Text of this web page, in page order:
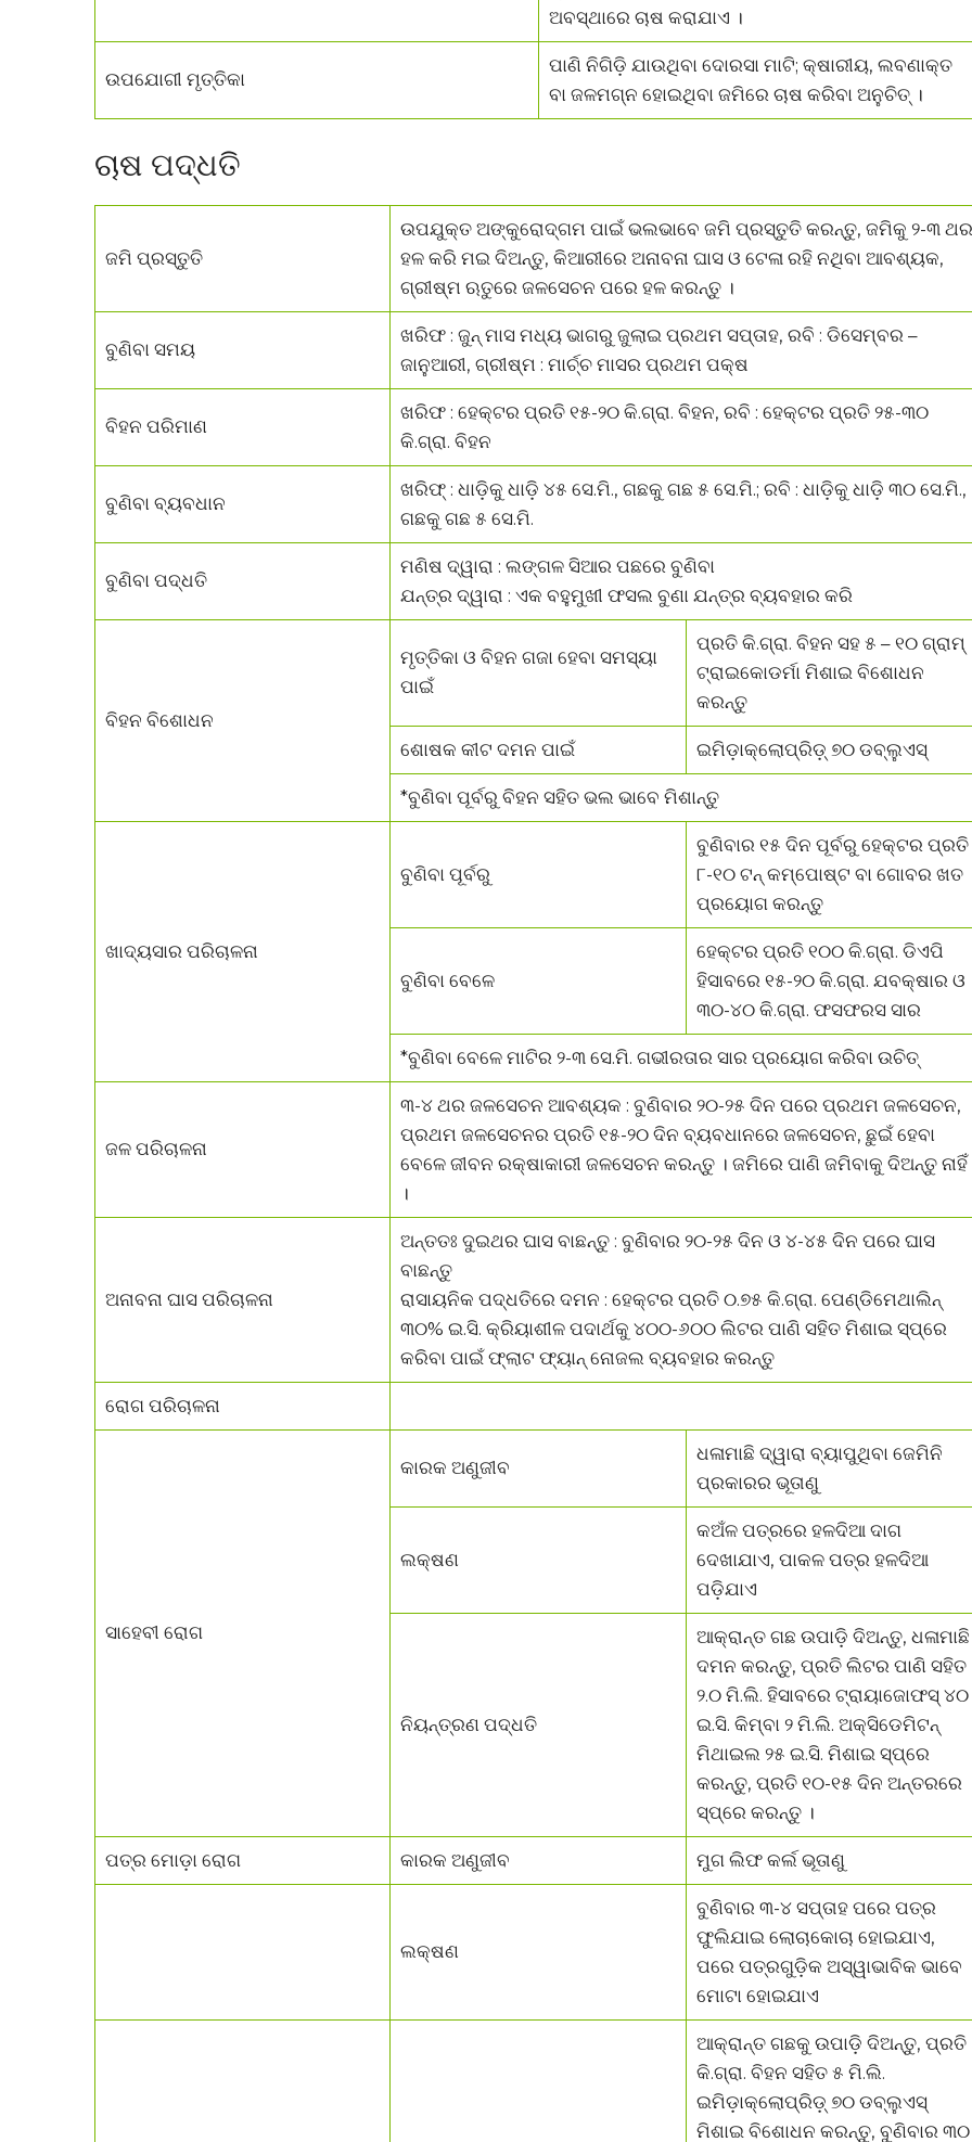
ଅବସ୍ଥାରେ ଚାଷ କରାଯାଏ ।
ଉପଯୋଗୀ ମୃତ୍ତିକା
ପାଣି ନିଗିଡ଼ି ଯାଉଥିବା ଦୋରସା ମାଟି; କ୍ଷାରୀୟ, ଲବଣାକ୍ତ
ବା ଜଳମଗ୍ନ ହୋଇଥିବା ଜମିରେ ଚାଷ କରିବା ଅନୁଚିତ୍ ।
ଚାଷ ପଦ୍ଧତି
ଜମି ପ୍ରସ୍ତୁତି
ଉପଯୁକ୍ତ ଅଙ୍କୁରୋଦ୍ଗମ ପାଇଁ ଭଲଭାବେ ଜମି ପ୍ରସ୍ତୁତି କରନ୍ତୁ, ଜମିକୁ ୨-୩ ଥର
ହଳ କରି ମଇ ଦିଅନ୍ତୁ, କିଆରୀରେ ଅନାବନା ଘାସ ଓ ଟେଳା ରହି ନଥିବା ଆବଶ୍ୟକ,
ଗ୍ରୀଷ୍ମ ଋତୁରେ ଜଳସେଚନ ପରେ ହଳ କରନ୍ତୁ ।
ବୁଣିବା ସମୟ
ଖରିଫ : ଜୁନ୍ ମାସ ମଧ୍ୟ ଭାଗରୁ ଜୁଲାଇ ପ୍ରଥମ ସପ୍ତାହ, ରବି : ଡିସେମ୍ବର –
ଜାନୁଆରୀ, ଗ୍ରୀଷ୍ମ : ମାର୍ଚ୍ଚ ମାସର ପ୍ରଥମ ପକ୍ଷ
ବିହନ ପରିମାଣ
ଖରିଫ : ହେକ୍ଟର ପ୍ରତି ୧୫-୨୦ କି.ଗ୍ରା. ବିହନ, ରବି : ହେକ୍ଟର ପ୍ରତି ୨୫-୩୦
କି.ଗ୍ରା. ବିହନ
ବୁଣିବା ବ୍ୟବଧାନ
ଖରିଫ୍ : ଧାଡ଼ିକୁ ଧାଡ଼ି ୪୫ ସେ.ମି., ଗଛକୁ ଗଛ ୫ ସେ.ମି.; ରବି : ଧାଡ଼ିକୁ ଧାଡ଼ି ୩୦ ସେ.ମି.,
ଗଛକୁ ଗଛ ୫ ସେ.ମି.
ବୁଣିବା ପଦ୍ଧତି
ମଣିଷ ଦ୍ୱାରା : ଲଙ୍ଗଳ ସିଆର ପଛରେ ବୁଣିବା
ଯନ୍ତ୍ର ଦ୍ୱାରା : ଏକ ବହୁମୁଖୀ ଫସଲ ବୁଣା ଯନ୍ତ୍ର ବ୍ୟବହାର କରି
ବିହନ ବିଶୋଧନ
ମୃତ୍ତିକା ଓ ବିହନ ଗଜା ହେବା ସମସ୍ୟା
ପାଇଁ
ପ୍ରତି କି.ଗ୍ରା. ବିହନ ସହ ୫ – ୧୦ ଗ୍ରାମ୍
ଟ୍ରାଇକୋଡର୍ମା ମିଶାଇ ବିଶୋଧନ
କରନ୍ତୁ
ଶୋଷକ କୀଟ ଦମନ ପାଇଁ ଇମିଡ଼ାକ୍ଲୋପ୍ରିଡ଼୍ ୭୦ ଡବ୍ଲୁଏସ୍
*ବୁଣିବା ପୂର୍ବରୁ ବିହନ ସହିତ ଭଲ ଭାବେ ମିଶାନ୍ତୁ
ଖାଦ୍ୟସାର ପରିଚାଳନା
ବୁଣିବା ପୂର୍ବରୁ
ବୁଣିବାର ୧୫ ଦିନ ପୂର୍ବରୁ ହେକ୍ଟର ପ୍ରତି
୮-୧୦ ଟନ୍ କମ୍ପୋଷ୍ଟ ବା ଗୋବର ଖତ
ପ୍ରୟୋଗ କରନ୍ତୁ
ବୁଣିବା ବେଳେ
ହେକ୍ଟର ପ୍ରତି ୧୦୦ କି.ଗ୍ରା. ଡିଏପି
ହିସାବରେ ୧୫-୨୦ କି.ଗ୍ରା. ଯବକ୍ଷାର ଓ
୩୦-୪୦ କି.ଗ୍ରା. ଫସଫରସ ସାର
*ବୁଣିବା ବେଳେ ମାଟିର ୨-୩ ସେ.ମି. ଗଭୀରତାର ସାର ପ୍ରୟୋଗ କରିବା ଉଚିତ୍
ଜଳ ପରିଚାଳନା
୩-୪ ଥର ଜଳସେଚନ ଆବଶ୍ୟକ : ବୁଣିବାର ୨୦-୨୫ ଦିନ ପରେ ପ୍ରଥମ ଜଳସେଚନ,
ପ୍ରଥମ ଜଳସେଚନର ପ୍ରତି ୧୫-୨୦ ଦିନ ବ୍ୟବଧାନରେ ଜଳସେଚନ, ଛୁଇଁ ହେବା
ବେଳେ ଜୀବନ ରକ୍ଷାକାରୀ ଜଳସେଚନ କରନ୍ତୁ । ଜମିରେ ପାଣି ଜମିବାକୁ ଦିଅନ୍ତୁ ନାହିଁ
।
ଅନାବନା ଘାସ ପରିଚାଳନା
ଅନ୍ତତଃ ଦୁଇଥର ଘାସ ବାଛନ୍ତୁ : ବୁଣିବାର ୨୦-୨୫ ଦିନ ଓ ୪-୪୫ ଦିନ ପରେ ଘାସ
ବାଛନ୍ତୁ
ରାସାୟନିକ ପଦ୍ଧତିରେ ଦମନ : ହେକ୍ଟର ପ୍ରତି ୦.୭୫ କି.ଗ୍ରା. ପେଣ୍ଡିମେଥାଲିନ୍
୩୦% ଇ.ସି. କ୍ରିୟାଶୀଳ ପଦାର୍ଥକୁ ୪୦୦-୬୦୦ ଲିଟର ପାଣି ସହିତ ମିଶାଇ ସ୍ପ୍ରେ
କରିବା ପାଇଁ ଫ୍ଲାଟ ଫ୍ୟାନ୍ ନୋଜଲ ବ୍ୟବହାର କରନ୍ତୁ
ରୋଗ ପରିଚାଳନା
ସାହେବୀ ରୋଗ
କାରକ ଅଣୁଜୀବ
ଧଳାମାଛି ଦ୍ୱାରା ବ୍ୟାପୁଥିବା ଜେମିନି
ପ୍ରକାରର ଭୂତାଣୁ
ଲକ୍ଷଣ
କଅଁଳ ପତ୍ରରେ ହଳଦିଆ ଦାଗ
ଦେଖାଯାଏ, ପାକଳ ପତ୍ର ହଳଦିଆ
ପଡ଼ିଯାଏ
ନିୟନ୍ତ୍ରଣ ପଦ୍ଧତି
ଆକ୍ରାନ୍ତ ଗଛ ଉପାଡ଼ି ଦିଅନ୍ତୁ, ଧଳାମାଛି
ଦମନ କରନ୍ତୁ, ପ୍ରତି ଲିଟର ପାଣି ସହିତ
୨.୦ ମି.ଲି. ହିସାବରେ ଟ୍ରାୟାଜୋଫସ୍ ୪୦
ଇ.ସି. କିମ୍ବା ୨ ମି.ଲି. ଅକ୍ସିଡେମିଟନ୍
ମିଥାଇଲ ୨୫ ଇ.ସି. ମିଶାଇ ସ୍ପ୍ରେ
କରନ୍ତୁ, ପ୍ରତି ୧୦-୧୫ ଦିନ ଅନ୍ତରରେ
ସ୍ପ୍ରେ କରନ୍ତୁ ।
ପତ୍ର ମୋଡ଼ା ରୋଗ କାରକ ଅଣୁଜୀବ ମୁଗ ଲିଫ କର୍ଲ ଭୂତାଣୁ
ଲକ୍ଷଣ
ବୁଣିବାର ୩-୪ ସପ୍ତାହ ପରେ ପତ୍ର
ଫୁଲିଯାଇ ଲୋଚାକୋଚା ହୋଇଯାଏ,
ପରେ ପତ୍ରଗୁଡ଼ିକ ଅସ୍ୱାଭାବିକ ଭାବେ
ମୋଟା ହୋଇଯାଏ
ଆକ୍ରାନ୍ତ ଗଛକୁ ଉପାଡ଼ି ଦିଅନ୍ତୁ, ପ୍ରତି
କି.ଗ୍ରା. ବିହନ ସହିତ ୫ ମି.ଲି.
ଇମିଡ଼ାକ୍ଲୋପ୍ରିଡ଼୍ ୭୦ ଡବ୍ଲୁଏସ୍
ମିଶାଇ ବିଶୋଧନ କରନ୍ତୁ, ବୁଣିବାର ୩୦